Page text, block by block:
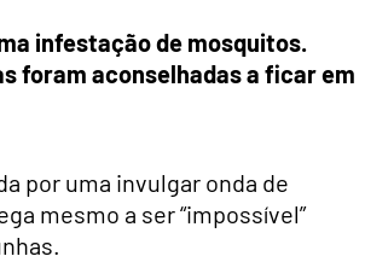
infestação de mosquitos.
foram aconselhadas a ficar em
por uma invulgar onda de
mesmo a ser “impossível”